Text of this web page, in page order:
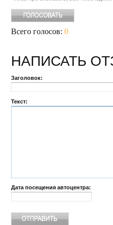
Всего голосов: 0
НАПИСАТЬ
Заголовок:
Текст:
Дата посещения автоцентра: